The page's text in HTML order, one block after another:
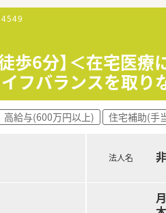
を展開しており、複数の店舗
提供を目指し、患者様とのコ
大切にし、長期的にキャリアを
ます】
指し、居宅への訪問指導を積
定期的な社内勉強会を開催し
立を支援するため、有給休暇
歩6分】＜在宅医
フバランスを取
高給与(600万円以上) 住宅補助(手
法人名